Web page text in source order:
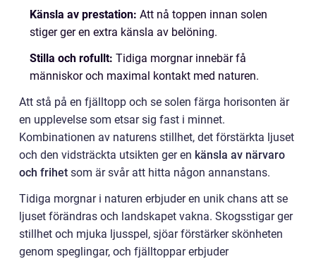
Känsla av prestation: Att nå toppen innan solen
stiger ger en extra känsla av belöning.
Stilla och rofullt: Tidiga morgnar innebär få
människor och maximal kontakt med naturen.
Att stå på en fjälltopp och se solen färga horisonten är
en upplevelse som etsar sig fast i minnet.
Kombinationen av naturens stillhet, det förstärkta ljuset
och den vidsträckta utsikten ger en känsla av närvaro
och frihet som är svår att hitta någon annanstans.
Tidiga morgnar i naturen erbjuder en unik chans att se
ljuset förändras och landskapet vakna. Skogsstigar ger
stillhet och mjuka ljusspel, sjöar förstärker skönheten
genom speglingar, och fjälltoppar erbjuder